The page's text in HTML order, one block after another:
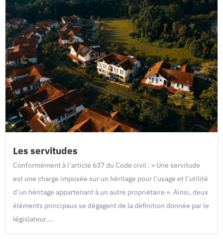
Les servitudes
Conformément à l’article 637 du Code civil : « Une servitude
est une charge imposée sur un héritage pour l’usage et l’utilité
d’un héritage appartenant à un autre propriétaire ». Ainsi, deux
éléments principaux se dégagent de la définition donnée par le
législateur....